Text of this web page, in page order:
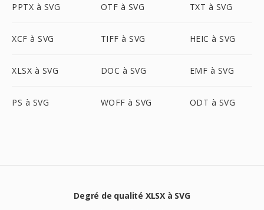
PPTX à SVG OTF à SVG TXT à SVG
XCF à SVG TIFF à SVG HEIC à SVG
XLSX à SVG DOC à SVG EMF à SVG
PS à SVG WOFF à SVG ODT à SVG
Degré de qualité XLSX à SVG